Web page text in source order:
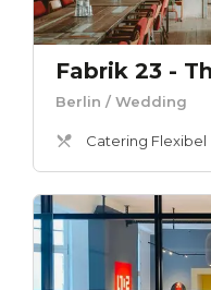
Berlin / Wedding
Catering Flexibel